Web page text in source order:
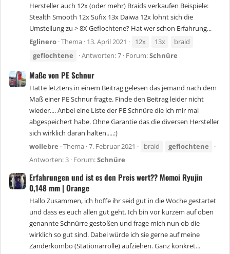
Hersteller auch 12x (oder mehr) Braids verkaufen Beispiele:
Stealth Smooth 12x Sufix 13x Daiwa 12x lohnt sich die
Umstellung zu > 8X Geflochtene? Hat wer schon Erfahrung...
Eglinero Thema 13. April 2021 12x 13x
braid
geflochtene
Antworten: 7 Forum:Schnüre
Maße von PE Schnur
Hatte letztens in einem Beitrag gelesen das jemand nach dem
Maß einer PE Schnur fragte. Finde den Beitrag leider nicht
wieder.... Anbei eine Liste der PE Schnüre die ich mir mal
abgespeichert habe. Ohne Garantie das die diversen Hersteller
sich wirklich daran halten.....:)
wollebre Thema 7. Februar 2021 braid
geflochtene
Antworten: 3 Forum:Schnüre
Erfahrungen und ist es den Preis wert?? Momoi Ryujin
0,148 mm | Orange
Hallo Zusammen, ich hoffe ihr seid gut in die Woche gestartet
und dass es euch allen gut geht. Ich bin vor kurzem auf oben
genannte Schnürre gestoßen und frage mich nun ob die
wirklich so gut sind. Dabei würde ich sie gerne auf meine
Zanderkombo (Stationärrolle) aufziehen. Ganz konkret...